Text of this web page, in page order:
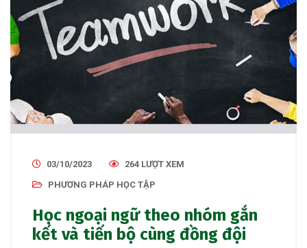
03/10/2023
264 LƯỢT XEM
PHƯƠNG PHÁP HỌC TẬP
Học ngoại ngữ theo nhóm gắn
kết và tiến bộ cùng đồng đội